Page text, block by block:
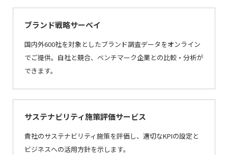
ブランド戦略サーベイ
国内外600社を対象としたブランド調査データをオンライン
でご提供。自社と競合、ベンチマーク企業との比較・分析が
できます。
サステナビリティ施策評価サービス
貴社のサステナビリティ施策を評価し、 適切なKPIの設定と
ビジネスへの活用方針を示します。